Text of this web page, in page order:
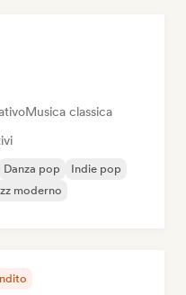
Musica classica
Danza pop
Indie pop
moderno